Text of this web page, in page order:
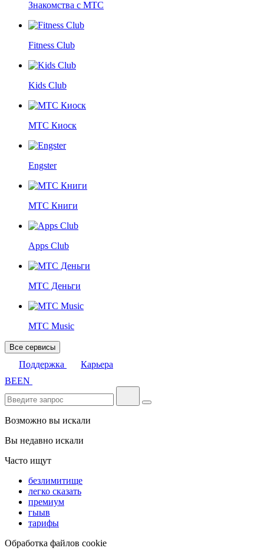
Знакомства с МТС
Fitness Club
Kids Club
МТС Киоск
Engster
МТС Книги
Apps Club
МТС Деньги
МТС Music
Все сервисы
Поддержка
Карьера
BEEN
Возможно вы искали
Вы недавно искали
Часто ищут
безлимитище
легко сказать
премиум
гыыв
тарифы
Обработка файлов cookie